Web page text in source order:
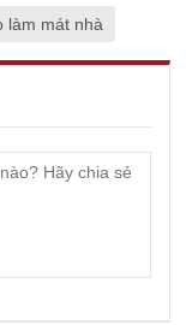
làm mát nhà